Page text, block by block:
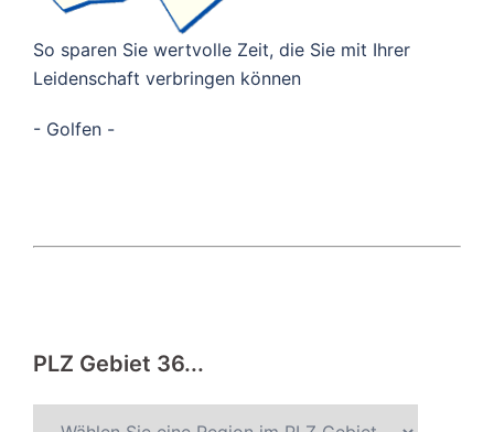
So sparen Sie wertvolle Zeit, die Sie mit Ihrer
Leidenschaft verbringen können
- Golfen -
PLZ Gebiet 36...